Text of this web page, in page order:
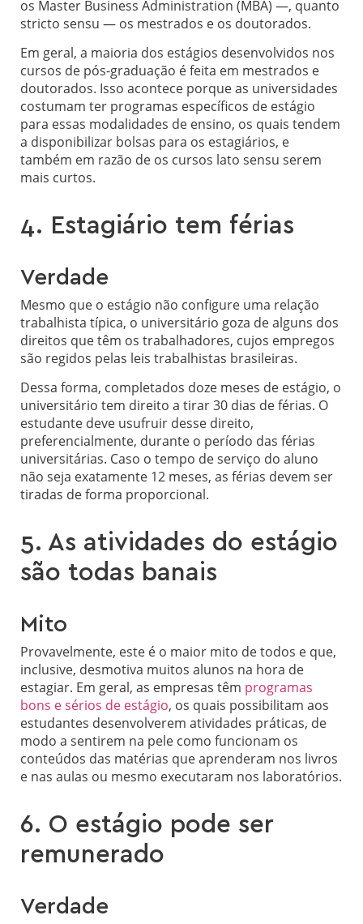
os Master Business Administration (MBA) —, quanto
stricto sensu — os mestrados e os doutorados.
Em geral, a maioria dos estágios desenvolvidos nos
cursos de pós-graduação é feita em mestrados e
doutorados. Isso acontece porque as universidades
costumam ter programas específicos de estágio
para essas modalidades de ensino, os quais tendem
a disponibilizar bolsas para os estagiários, e
também em razão de os cursos lato sensu serem
mais curtos.
4. Estagiário tem férias
Verdade
Mesmo que o estágio não configure uma relação
trabalhista típica, o universitário goza de alguns dos
direitos que têm os trabalhadores, cujos empregos
são regidos pelas leis trabalhistas brasileiras.
Dessa forma, completados doze meses de estágio, o
universitário tem direito a tirar 30 dias de férias. O
estudante deve usufruir desse direito,
preferencialmente, durante o período das férias
universitárias. Caso o tempo de serviço do aluno
não seja exatamente 12 meses, as férias devem ser
tiradas de forma proporcional.
5. As atividades do estágio
são todas banais
Mito
Provavelmente, este é o maior mito de todos e que,
inclusive, desmotiva muitos alunos na hora de
estagiar. Em geral, as empresas têm programas
bons e sérios de estágio, os quais possibilitam aos
estudantes desenvolverem atividades práticas, de
modo a sentirem na pele como funcionam os
conteúdos das matérias que aprenderam nos livros
e nas aulas ou mesmo executaram nos laboratórios.
6. O estágio pode ser
remunerado
Verdade